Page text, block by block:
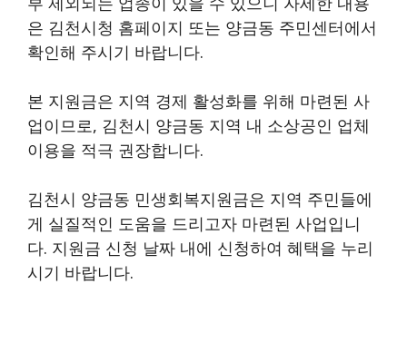
은 김천시청 홈페이지 또는 양금동 주민센터에서
확인해 주시기 바랍니다.
본 지원금은 지역 경제 활성화를 위해 마련된 사
업이므로, 김천시 양금동 지역 내 소상공인 업체
이용을 적극 권장합니다.
김천시 양금동 민생회복지원금은 지역 주민들에
게 실질적인 도움을 드리고자 마련된 사업입니
다. 지원금 신청 날짜 내에 신청하여 혜택을 누리
시기 바랍니다.